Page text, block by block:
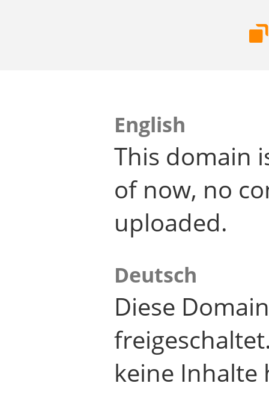
English
This domain
of now, no
uploaded.
Deutsch
Diese
keine Inhalte